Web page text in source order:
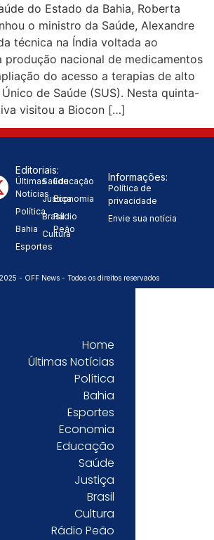
“Tomamos a decisão de
caminhar com Flávio Bolsonaro”, diz
Junior Marabá | Leandro de
Jesus discorda de Zema sobre fim
condições para as pessoas
evoluírem” |
do Estado da Bahia, Roberta
o ministro da Saúde, Alexandre
técnica na Índia voltada ao
nacional de medicamentos
do acesso a terapias de alto
de Saúde (SUS). Nesta quinta-
visitou a Biocon […]
Editoriais:
Últimas
Notícias
Política
Bahia
Esportes
Saúde
Justiça
Brasil
Cultura
Educação
Economia
Rádio
Peão
Informações:
Política de
privacidade
Envie sua notícia
- OFF News - Todos os direitos reservados
Home
Últimas Notícias
Política
Bahia
Esportes
Economia
Educação
Saúde
Justiça
Brasil
Cultura
Rádio Peão